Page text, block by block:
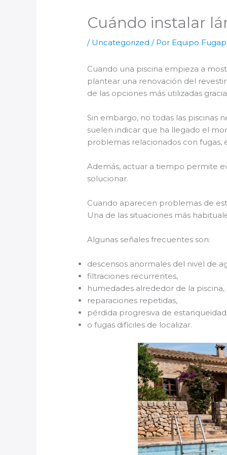
Cuándo instalar
/ Uncategorized / Por Equipo
Cuando una piscina empieza a
plantear una renovación del
de las opciones más utilizadas
Sin embargo, no todas las piscinas
suelen indicar que ha llegado el
problemas relacionados con
Además, actuar a tiempo permite
solucionar.
Cuando aparecen problemas de
Una de las situaciones más
Algunas señales frecuentes son:
descensos anormales del nivel de
filtraciones recurrentes,
humedades alrededor de la piscina,
reparaciones repetidas,
pérdida progresiva de
o fugas difíciles de localizar.